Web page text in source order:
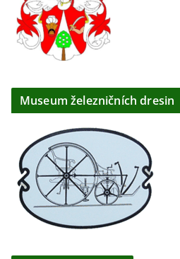
Museum železničních dresin